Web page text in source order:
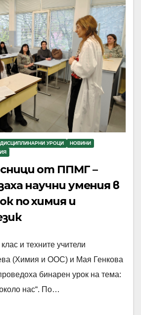
УРОЦИ
НОВИНИ
от ППМГ –
научни умения в
по химия и
и техните учители
(Химия и ООС) и Мая Генкова
бинарен урок на тема:
нас“. По…